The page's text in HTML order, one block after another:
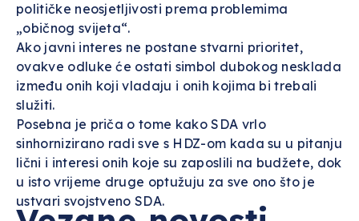
političke neosjetljivosti prema problemima
„običnog svijeta“.
Ako javni interes ne postane stvarni prioritet,
ovakve odluke će ostati simbol dubokog nesklada
između onih koji vladaju i onih kojima bi trebali
služiti.
Posebna je priča o tome kako SDA vrlo
sinhornizirano radi sve s HDZ-om kada su u pitanju
lični i interesi onih koje su zaposlili na budžete, dok
u isto vrijeme druge optužuju za sve ono što je
ustvari svojstveno SDA.